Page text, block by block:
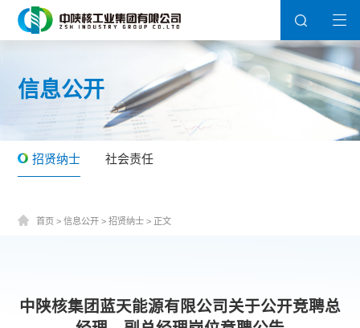
信息公开
招贤纳士 社会责任
首页> 信息公开> 招贤纳士> 正文
中陕核集团蓝天能源有限公司关于公开竞聘总